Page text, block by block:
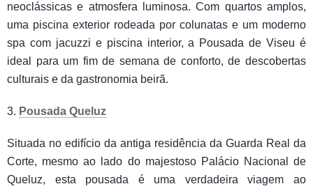
neoclássicas e atmosfera luminosa. Com quartos amplos,
uma piscina exterior rodeada por colunatas e um moderno
spa com jacuzzi e piscina interior, a Pousada de Viseu é
ideal para um fim de semana de conforto, de descobertas
culturais e da gastronomia beirã.
3. Pousada Queluz
Situada no edifício da antiga residência da Guarda Real da
Corte, mesmo ao lado do majestoso Palácio Nacional de
Queluz, esta pousada é uma verdadeira viagem ao